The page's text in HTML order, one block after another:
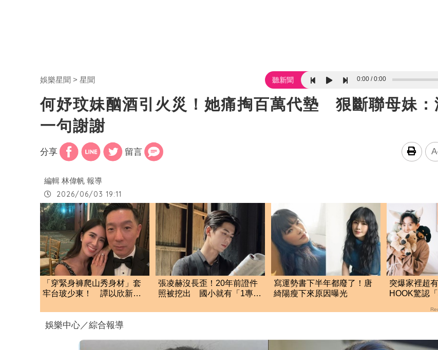
娛樂星聞 星聞 聽新聞 0:00 0:00
何妤玟妹酗酒引火災！她痛掏百萬代墊 狠斷聯母妹：
一句謝謝
分享 留言
編輯 林偉帆 報導
2026/06/03 19:11
「穿緊身褲爬山秀身材」套
牢台玻少東！ 譚以欣新婚2
張凌赫沒長歪！20年前證件
照被挖出 國小就有「1專業
寫運勢書下半年都廢了！唐
綺陽瘦下來原因曝光
突爆家裡超
HOOK驚認
娛樂中心／綜合報導